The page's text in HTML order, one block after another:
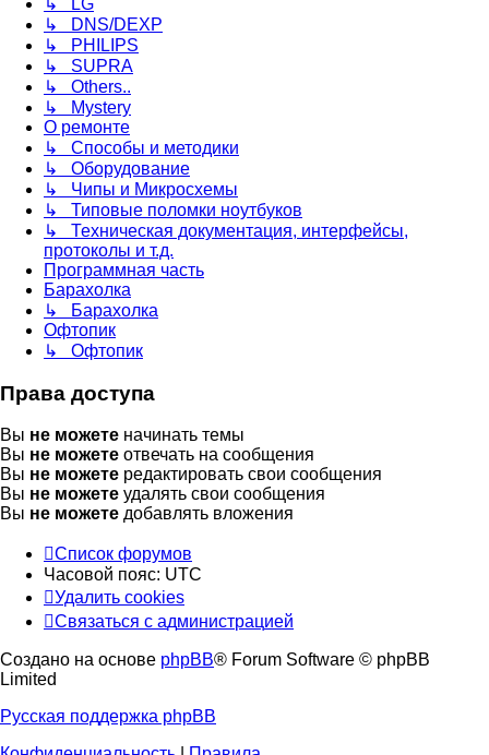
↳ DNS/DEXP
↳ PHILIPS
↳ SUPRA
↳ Others..
↳ Mystery
О ремонте
↳ Способы и методики
↳ Оборудование
↳ Чипы и Микросхемы
↳ Типовые поломки ноутбуков
↳ Техническая документация, интерфейсы,
протоколы и т.д.
Программная часть
Барахолка
↳ Барахолка
Офтопик
↳ Офтопик
Права доступа
Вы не можете начинать темы
Вы не можете отвечать на сообщения
Вы не можете редактировать свои сообщения
Вы не можете удалять свои сообщения
Вы не можете добавлять вложения
Список форумов
Часовой пояс: UTC
Удалить cookies
Связаться
администрацией
Связаться с администрацией
Создано на основе phpBB® Forum Software © phpBB
Limited
Русская поддержка phpBB